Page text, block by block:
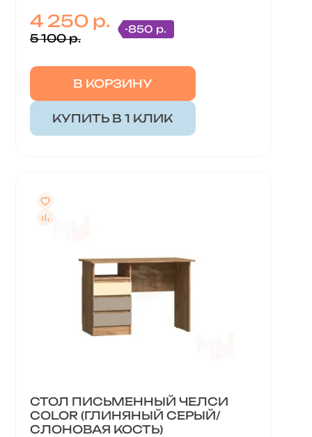
4 250 р.
5 100 р.
-850 р.
В КОРЗИНУ
КУПИТЬ В 1 КЛИК
СТОЛ ПИСЬМЕННЫЙ ЧЕЛСИ
COLOR (ГЛИНЯНЫЙ СЕРЫЙ/
СЛОНОВАЯ КОСТЬ)